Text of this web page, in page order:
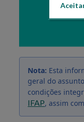
diretamente pelo
Candidaturas »
Nota: Esta
geral do
condições
IFAP, assim